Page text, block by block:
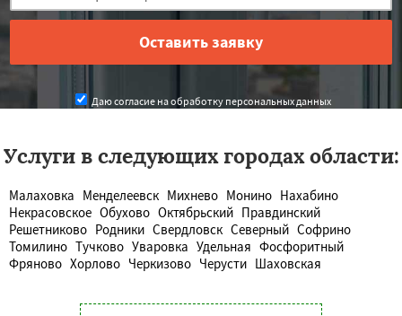
Даю согласие на обработку персональных данных
Услуги в следующих городах области:
Малаховка Менделеевск Михнево Монино Нахабино
Некрасовское Обухово Октябрьский Правдинский
Решетниково Родники Свердловск Северный Софрино
Томилино Тучково Уваровка Удельная Фосфоритный
Фряново Хорлово Черкизово Черусти Шаховская